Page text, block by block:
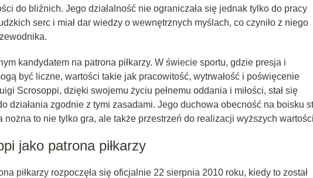
do bliźnich. Jego działalność nie ograniczała się jednak tylko do pracy
serc i miał dar wiedzy o wewnętrznych myślach, co czyniło z niego
kandydatem na patrona piłkarzy. W świecie sportu, gdzie presja i
być liczne, wartości takie jak pracowitość, wytrwałość i poświęcenie
Scrosoppi, dzięki swojemu życiu pełnemu oddania i miłości, stał się
działania zgodnie z tymi zasadami. Jego duchowa obecność na boisku
nożna to nie tylko gra, ale także przestrzeń do realizacji wyższych
jako patrona piłkarzy
piłkarzy rozpoczęła się oficjalnie 22 sierpnia 2010 roku, kiedy to został